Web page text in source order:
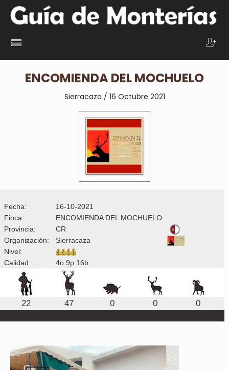
ENCOMIENDA DEL MOCHUELO
Sierracaza / 16 Octubre 2021
Fecha:
16-10-2021
Finca:
ENCOMIENDA DEL MOCHUELO
Provincia:
CR
Organización:
Sierracaza
Nivel:
Calidad:
4o 9p 16b
22 47 0 0 0